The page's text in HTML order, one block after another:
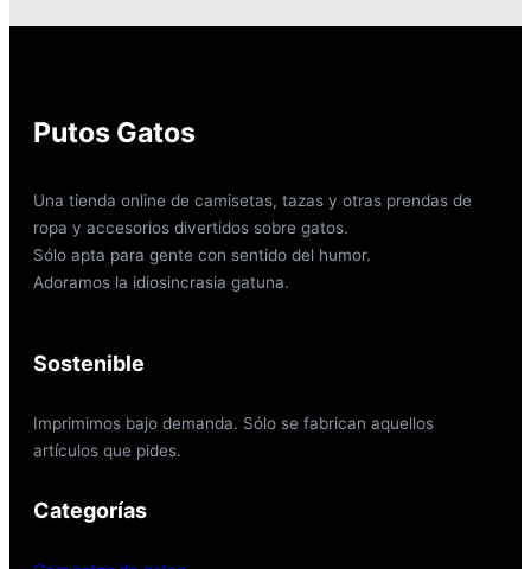
Putos Gatos
Una tienda online de camisetas, tazas y otras prendas de
ropa y accesorios divertidos sobre gatos.
Sólo apta para gente con sentido del humor.
Adoramos la idiosincrasia gatuna.
Sostenible
Imprimimos bajo demanda. Sólo se fabrican aquellos
artículos que pides.
Categorías